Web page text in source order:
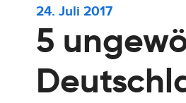
24. Juli 2017
5